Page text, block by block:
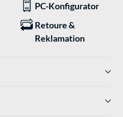
PC-Konfigurator
Retoure &
Reklamation